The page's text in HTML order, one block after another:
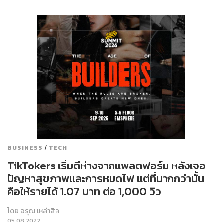
BUSINESS / TECH
TikTokers เริ่มตีห่างจากแพลตฟอร์ม หลังเจอ
ปัญหาสุขภาพและการหมดไฟ แต่ที่มากกว่านั้น
คือให้รายได้ 1.07 บาท ต่อ 1,000 วิว
โดย อรุณ เหล่าสิล